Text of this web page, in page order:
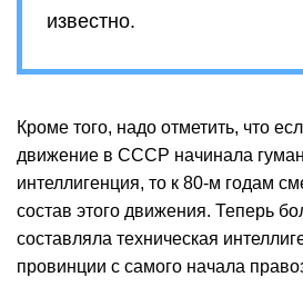
известно.
Кроме того, надо отметить, что
движение в СССР начинала
интеллигенция, то к 80-м годам
состав этого движения. Теперь
составляла техническая
провинции с самого начала